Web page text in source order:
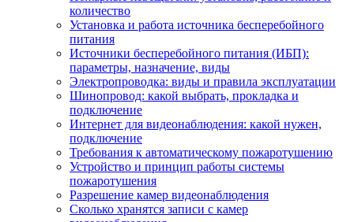
количество
Установка и работа источника бесперебойного
питания
Источники бесперебойного питания (ИБП):
параметры, назначение, виды
Электропроводка: виды и правила эксплуатации
Шинопровод: какой выбрать, прокладка и
подключение
Интернет для видеонаблюдения: какой нужен,
подключение
Требования к автоматическому пожаротушению
Устройство и принцип работы системы
пожаротушения
Разрешение камер видеонаблюдения
Сколько хранятся записи с камер